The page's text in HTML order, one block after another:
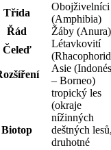
Třída
Obojživelníci
(Amphibia)
Řád
Žáby (Anura)
Čeleď
Létavkovití
Asie
– Borneo)
Biotop
tropický les
(okraje
nížinných
deštných
druhotné